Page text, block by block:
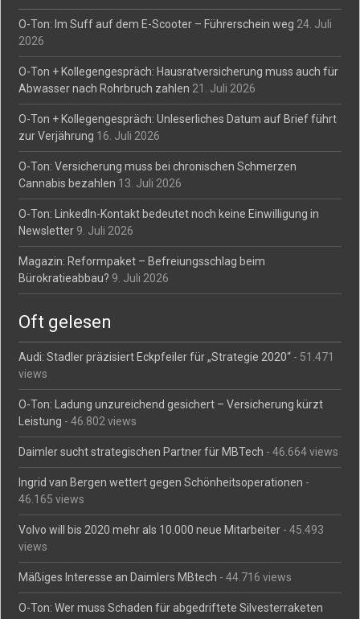
O-Ton: Im Suff auf dem E-Scooter – Führerschein weg 24. Juli
2026
O-Ton + Kollegengespräch: Hausratversicherung muss auch für
Abwasser nach Rohrbruch zahlen 21. Juli 2026
O-Ton + Kollegengespräch: Unleserliches Datum auf Brief führt
zur Verjährung 16. Juli 2026
O-Ton: Versicherung muss bei chronischen Schmerzen
Cannabis bezahlen 13. Juli 2026
O-Ton: LinkedIn-Kontakt bedeutet noch keine Einwilligung in
Newsletter 9. Juli 2026
Magazin: Reformpaket – Befreiungsschlag beim
Bürokratieabbau? 9. Juli 2026
Oft gelesen
Audi: Stadler präzisiert Eckpfeiler für „Strategie 2020“ - 51.471
views
O-Ton: Ladung unzureichend gesichert – Versicherung kürzt
Leistung - 46.802 views
Daimler sucht strategischen Partner für MBTech - 46.664 views
Ingrid van Bergen wettert gegen Schönheitsoperationen -
46.165 views
Volvo will bis 2020 mehr als 10.000 neue Mitarbeiter - 45.493
views
Mäßiges Interesse an Daimlers MBtech - 44.716 views
O-Ton: Wer muss Schaden für abgedriftete Silvesterraketen